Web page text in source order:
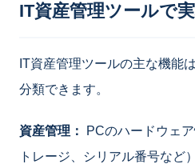
IT資産管理ツールで
IT資産管理ツールの主な機能
分類できます。
資産管理：
PCのハードウェ
トレージ、シリアル番号など